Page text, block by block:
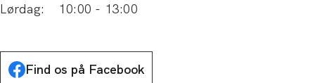
Lørdag: 10:00 - 13:00
Find os på Facebook